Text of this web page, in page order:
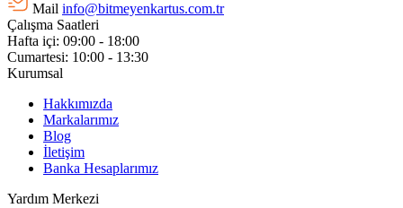
Mail info@bitmeyenkartus.com.tr
Çalışma Saatleri
Hafta içi: 09:00 - 18:00
Cumartesi: 10:00 - 13:30
Kurumsal
Hakkımızda
Markalarımız
Blog
İletişim
Banka Hesaplarımız
Yardım Merkezi